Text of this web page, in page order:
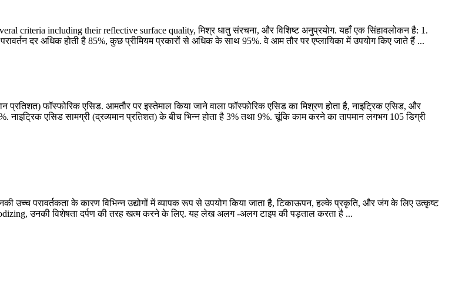
criteria including their reflective surface quality, मिश्र धातु संरचना, और विशिष्ट अनुप्रयोग. यहाँ एक सिंहावलोकन है: 1.
दर अधिक होती है 85%, कुछ प्रीमियम प्रकारों से अधिक के साथ 95%. वे आम तौर पर एप्लायिका में उपयोग किए जाते हैं ...
प्रतिशत) फॉस्फोरिक एसिड. आमतौर पर इस्तेमाल किया जाने वाला फॉस्फोरिक एसिड का मिश्रण होता है, नाइट्रिक एसिड, और
एसिड सामग्री (द्रव्यमान प्रतिशत) के बीच भिन्न होता है 3% तथा 9%. चूंकि काम करने का तापमान लगभग 105 डिग्री
उच्च परावर्तकता के कारण विभिन्न उद्योगों में व्यापक रूप से उपयोग किया जाता है, टिकाऊपन, हल्के प्रकृति, और जंग के लिए उत्कृष्ट
उनकी विशेषता दर्पण की तरह खत्म करने के लिए. यह लेख अलग -अलग टाइप की पड़ताल करता है ...